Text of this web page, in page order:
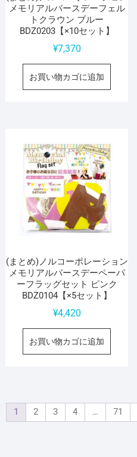
メモリアルバースデーフェル
トクラウン ブルー
BDZ0203【×10セット】
¥7,370
お買い物カゴに追加
(まとめ)ノルコーポレーション
メモリアルバースデーペーパ
ーフラッグセット ピンク
BDZ0104【×5セット】
¥4,420
お買い物カゴに追加
1 2 3 4 … 71